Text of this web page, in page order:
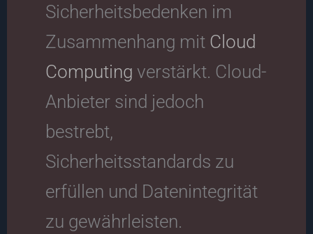
Sicherheitsbedenken im
Zusammenhang mit Cloud
Computing verstärkt. Cloud-
Anbieter sind jedoch
bestrebt,
Sicherheitsstandards zu
erfüllen und Datenintegrität
zu gewährleisten.